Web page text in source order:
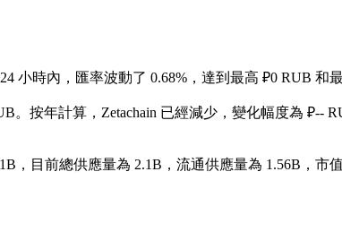
小時內，匯率波動了 0.68%，達到最高 ₽0 RUB 和最
。 按年計算，Zetachain 已經減少，變化幅度為 ₽--
，目前總供應量為 2.1B，流通供應量為 1.56B，市